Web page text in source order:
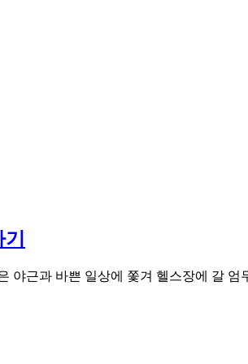
야근과 바쁜 일상에 쫓겨 헬스장에 갈 엄